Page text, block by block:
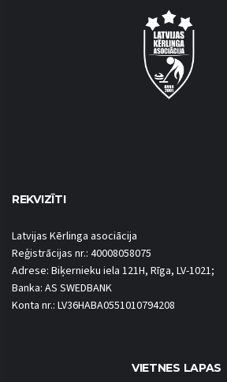
REKVIZĪTI
Latvijas Kērlinga asociācija
Reģistrācijas nr.: 40008058075
Adrese: Biķernieku iela 121H, Rīga, LV-1021;
Banka: AS SWEDBANK
Konta nr.: LV36HABA0551010794208
VIETNES LAPAS